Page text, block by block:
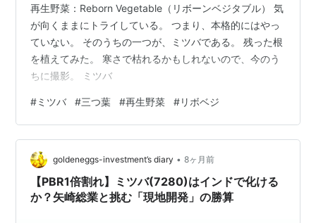
再生野菜：Reborn Vegetable（リボーンベジタブル） 気
が向くままにトライしている。 つまり、本格的にはやっ
ていない。 そのうちの一つが、ミツバである。 残った根
を植えてみた。 寒さで枯れるかもしれないので、今のう
ちに撮影。 ミツバ
#ミツバ #三つ葉 #再生野菜 #リボベジ
goldeneggs-investment’s diary • 8ヶ月前
【PBR1倍割れ】ミツバ(7280)はインドで化ける
か？矢崎総業と挑む「現地開発」の勝算